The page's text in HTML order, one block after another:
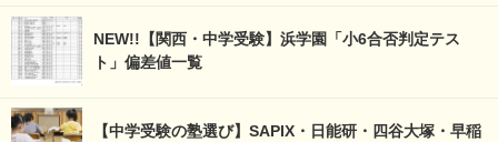
NEW!!【関西・中学受験】浜学園「小6合否判定テス
ト」偏差値一覧
【中学受験の塾選び】SAPIX・日能研・四谷大塚・早稲